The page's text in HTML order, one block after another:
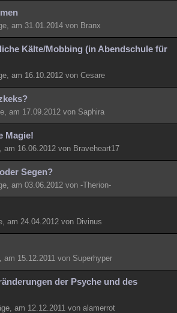
am 31.01.2014 von Branx
Kälte/Mobbing (in Abendschule für
am 16.10.2012 von Cesare
am 17.09.2012 von Saphira
Magie!
am 16.06.2012 von Braveheart17
Segen?
am 03.06.2012 von -Therion-
am 24.04.2012 von Divinus
am 15.12.2011 von Superhyper
der Psyche und des
am 12.12.2011 von alamerrot